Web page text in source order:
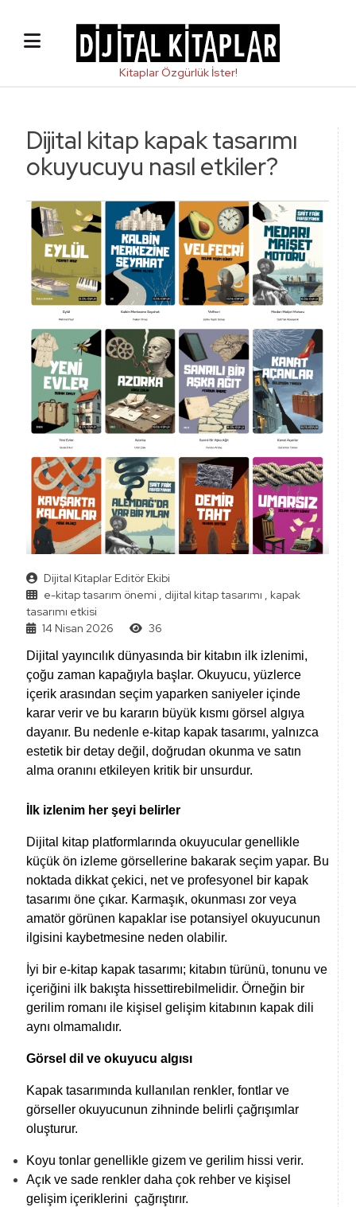
Dijital kitap kapak tasarımı
okuyucuyu nasıl etkiler?
Dijital Kitaplar Editör Ekibi
e-kitap tasarım önemi , dijital kitap tasarımı , kapak
tasarımı etkisi
14 Nisan 2026
36
Dijital yayıncılık dünyasında bir kitabın ilk izlenimi,
çoğu zaman kapağıyla başlar. Okuyucu, yüzlerce
içerik arasından seçim yaparken saniyeler içinde
karar verir ve bu kararın büyük kısmı görsel algıya
dayanır. Bu nedenle e-kitap kapak tasarımı, yalnızca
estetik bir detay değil, doğrudan okunma ve satın
alma oranını etkileyen kritik bir unsurdur.
İlk izlenim her şeyi belirler
Dijital kitap platformlarında okuyucular genellikle
küçük ön izleme görsellerine bakarak seçim yapar. Bu
noktada dikkat çekici, net ve profesyonel bir kapak
tasarımı öne çıkar. Karmaşık, okunması zor veya
amatör görünen kapaklar ise potansiyel okuyucunun
ilgisini kaybetmesine neden olabilir.
İyi bir e-kitap kapak tasarımı; kitabın türünü, tonunu ve
içeriğini ilk bakışta hissettirebilmelidir. Örneğin bir
gerilim romanı ile kişisel gelişim kitabının kapak dili
aynı olmamalıdır.
Görsel dil ve okuyucu algısı
Kapak tasarımında kullanılan renkler, fontlar ve
görseller okuyucunun zihninde belirli çağrışımlar
oluşturur.
Koyu tonlar genellikle gizem ve gerilim hissi verir.
Açık ve sade renkler daha çok rehber ve kişisel
gelişim içeriklerini çağrıştırır.